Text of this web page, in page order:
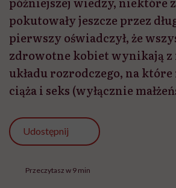
pokutowały jeszcze przez
pierwszy oświadczył, że
zdrowotne kobiet wynikają
układu rozrodczego, na
ciąża i seks (wyłącznie
Udostępnij
Przeczytasz w 9 min